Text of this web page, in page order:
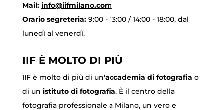
Mail: info@iifmilano.com
Orario segreteria: 9:00 - 13:00 / 14:00 - 18:00, dal
lunedì al venerdì.
IIF È MOLTO DI PIÙ
IIF è molto di più di un'accademia di fotografia o
di un istituto di fotografia. È il centro della
fotografia professionale a Milano, un vero e